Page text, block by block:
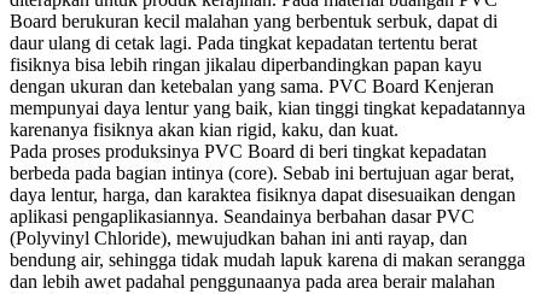
Board berukuran kecil malahan yang berbentuk serbuk, dapat di
daur ulang di cetak lagi. Pada tingkat kepadatan tertentu berat
fisiknya bisa lebih ringan jikalau diperbandingkan papan kayu
dengan ukuran dan ketebalan yang sama. PVC Board Kenjeran
mempunyai daya lentur yang baik, kian tinggi tingkat kepadatannya
karenanya fisiknya akan kian rigid, kaku, dan kuat.
Pada proses produksinya PVC Board di beri tingkat kepadatan
berbeda pada bagian intinya (core). Sebab ini bertujuan agar berat,
daya lentur, harga, dan karaktea fisiknya dapat disesuaikan dengan
aplikasi pengaplikasiannya. Seandainya berbahan dasar PVC
(Polyvinyl Chloride), mewujudkan bahan ini anti rayap, dan
bendung air, sehingga tidak mudah lapuk karena di makan serangga
dan lebih awet padahal penggunaanya pada area berair malahan